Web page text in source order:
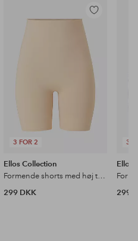
3 FOR 2
Tilføj
favoritter
Ellos Collection
Formende shorts med høj talje - medium support
299 DKK
3
Ellos
299